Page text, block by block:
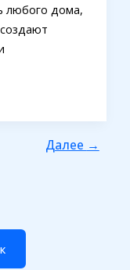
любого дома,
Далее →